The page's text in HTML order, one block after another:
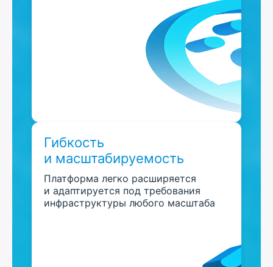
Гибкость
и масштабируемость
Платформа легко расширяется
и адаптируется под требования
инфраструктуры любого масштаба